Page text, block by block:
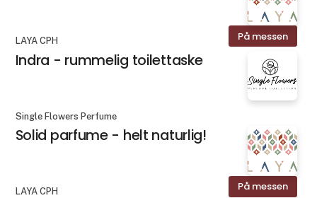
På messen
LAYA CPH
Indra - rummelig toilettaske
Single Flowers Perfume
Solid parfume - helt naturlig!
På messen
LAYA CPH